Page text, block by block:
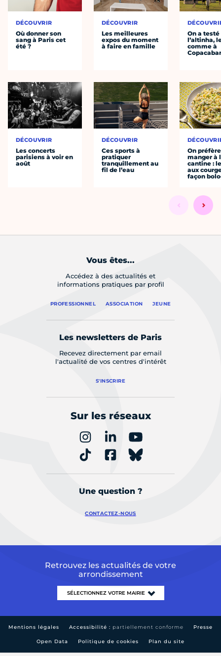
DÉCOUVRIR
Où donner son
sang à Paris cet
été ?
DÉCOUVRIR
Les concerts
parisiens à voir en
août
DÉCOUVRIR
Les meilleures
expos du moment
à faire en famille
DÉCOUVRIR
Ces sports à
pratiquer
tranquillement au
fil de l’eau
On a testé
l’altinha,
comme à
On préfère
manger à
cantine :
aux
façon
Vous êtes...
Accédez à des actualités et
informations pratiques par profil
PROFESSIONNEL ASSOCIATION JEUNE
Les newsletters de Paris
Recevez directement par email
l'actualité de vos centres d'intérêt
S'INSCRIRE
Sur les réseaux
Une question ?
CONTACTEZ-NOUS
Retrouvez les actualités de votre
arrondissement
Mentions légales Accessibilité : partiellement conforme Presse
Open Data Politique de cookies Plan du site